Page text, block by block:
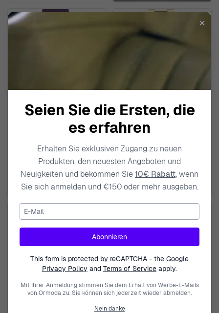
Herren Uhr TW2Y46300
115,00 €
Herren Uhr TW2Y47200
139,00 €
✕
Seien Sie die Ersten, die
es erfahren
Erhalten Sie exklusiven Zugang zu neuen
Produkten, den neuesten Angeboten und
Neuigkeiten und bekommen Sie10€ Rabatt, wenn
Sie sich anmelden und €150 oder mehr ausgeben.
E-Mail
Abonnieren
This form is protected by reCAPTCHA - the Google
Privacy Policy and Terms of Service apply.
Mit Ihrer Anmeldung stimmen Sie dem Erhalt von Werbe-E-Mails
von Ormoda zu. Sie können sich jederzeit wieder abmelden.
Nein danke